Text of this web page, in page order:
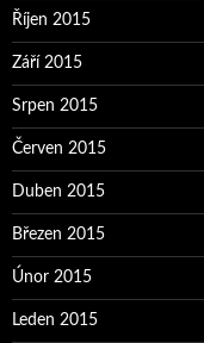
Říjen 2015
Září 2015
Srpen 2015
Červen 2015
Duben 2015
Březen 2015
Únor 2015
Leden 2015